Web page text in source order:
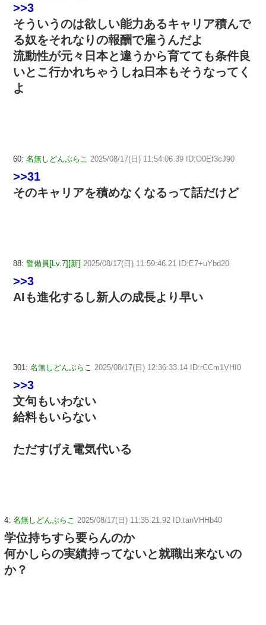
>>3
そういうのは欲しい能力あるキャリア積んで
る奴をそれなりの報酬で雇うんだよ
流動性が元々日本と違うから育てても条件良
いとこ行かれちゃうしね日本もそうなってく
よ
60: 名無しどんぶらこ 2025/08/17(日) 11:54:06.39 ID:O0Ef3cJ90
>>31
そのキャリアを積めなくなるって話だけど
88: 警備員[Lv.7][新] 2025/08/17(日) 11:59:46.21 ID:E7+uYbd20
>>3
AIも進化するし新人の成長より早い
301: 名無しどんぶらこ 2025/08/17(日) 12:36:33.14 ID:rCCm1VHI0
>>3
文句もいわない
給料もいらない
ただすげえ電気代いる
4: 名無しどんぶらこ 2025/08/17(日) 11:35:21.92 ID:tanVHHb40
学位持ちすら要らんのか
何かしらの実績持ってないと就職出来ないの
か？